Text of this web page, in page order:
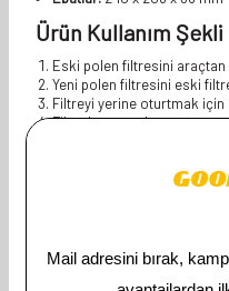
Ürün Kullanım Şekli
Eski polen filtresini araçtan
Yeni polen filtresini eski
Filtreyi yerine oturtmak için
Filtre kapağını kapatın.
Polen filtresini yılda en az bir
daha sık değiştirmeniz önerilir.
Uyumlu Araç Modeli